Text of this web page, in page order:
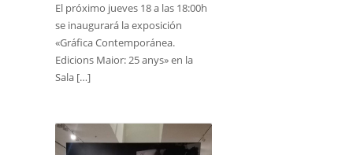
El próximo jueves 18 a las 18:00h
se inaugurará la exposición
«Gráfica Contemporánea.
Edicions Maior: 25 anys» en la
Sala […]